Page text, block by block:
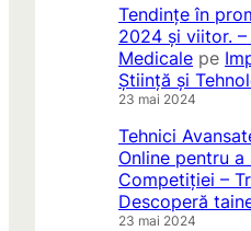
Tendințe în
2024 și viitor. –
Medicale pe
Știință și
23 mai 2024
Tehnici
Online pentru a
Competiției –
Descoperă
23 mai 2024